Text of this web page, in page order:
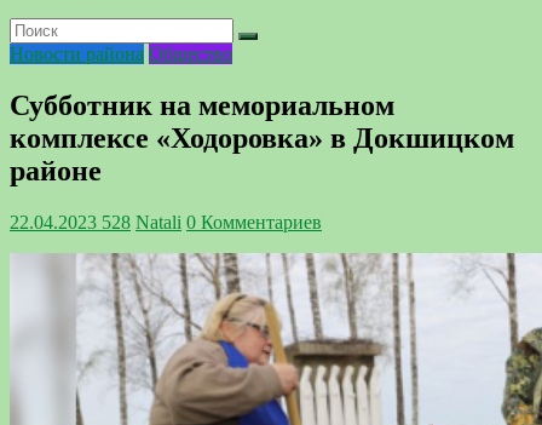
Новости района Общество
Субботник на мемориальном
комплексе «Ходоровка» в Докшицком
районе
22.04.2023 528 Natali 0 Комментариев